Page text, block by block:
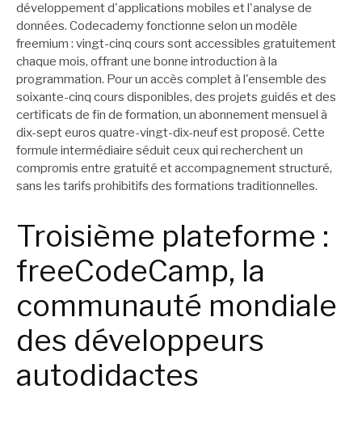
développement d'applications mobiles et l'analyse de
données. Codecademy fonctionne selon un modèle
freemium : vingt-cinq cours sont accessibles gratuitement
chaque mois, offrant une bonne introduction à la
programmation. Pour un accès complet à l'ensemble des
soixante-cinq cours disponibles, des projets guidés et des
certificats de fin de formation, un abonnement mensuel à
dix-sept euros quatre-vingt-dix-neuf est proposé. Cette
formule intermédiaire séduit ceux qui recherchent un
compromis entre gratuité et accompagnement structuré,
sans les tarifs prohibitifs des formations traditionnelles.
Troisième plateforme :
freeCodeCamp, la
communauté mondiale
des développeurs
autodidactes